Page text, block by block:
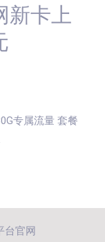
新卡上
专属流量 套餐
台官网